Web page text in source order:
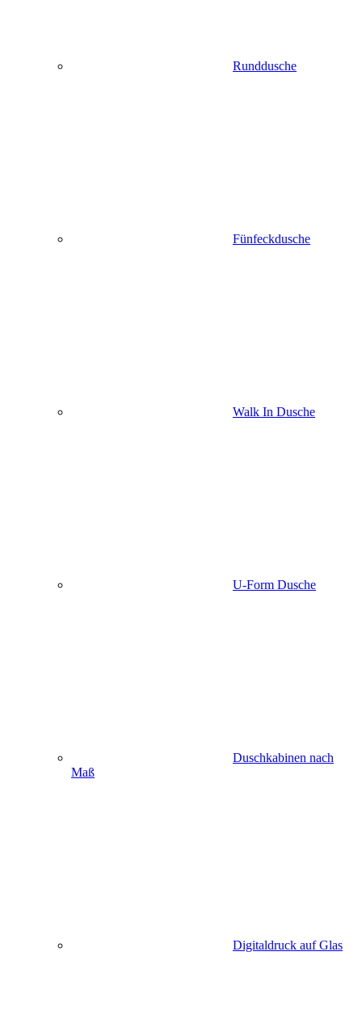
Runddusche
Fünfeckdusche
Walk In Dusche
U-Form Dusche
Duschkabinen nach
Maß
Digitaldruck auf Glas